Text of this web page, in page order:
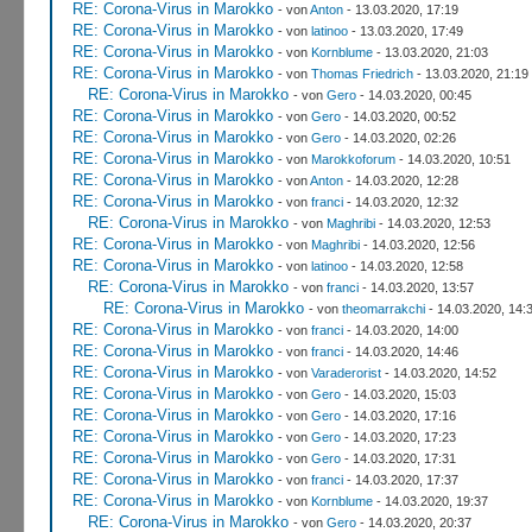
RE: Corona-Virus in Marokko - vonAnton- 13.03.2020, 17:19
RE: Corona-Virus in Marokko - von latinoo- 13.03.2020, 17:49
RE: Corona-Virus in Marokko - von Kornblume- 13.03.2020, 21:03
RE: Corona-Virus in Marokko - von Thomas Friedrich- 13.03.2020, 21:19
RE: Corona-Virus in Marokko - von Gero- 14.03.2020, 00:45
RE: Corona-Virus in Marokko - von Gero- 14.03.2020, 00:52
RE: Corona-Virus in Marokko - von Gero- 14.03.2020, 02:26
RE: Corona-Virus in Marokko - von Marokkoforum- 14.03.2020, 10:51
RE: Corona-Virus in Marokko - vonAnton- 14.03.2020, 12:28
RE: Corona-Virus in Marokko - von franci- 14.03.2020, 12:32
RE: Corona-Virus in Marokko - von Maghribi- 14.03.2020, 12:53
RE: Corona-Virus in Marokko - von Maghribi- 14.03.2020, 12:56
RE: Corona-Virus in Marokko - von latinoo- 14.03.2020, 12:58
RE: Corona-Virus in Marokko - von franci- 14.03.2020, 13:57
RE: Corona-Virus in Marokko - von theomarrakchi- 14.03.2020,
RE: Corona-Virus in Marokko - von franci- 14.03.2020, 14:00
RE: Corona-Virus in Marokko - von franci- 14.03.2020, 14:46
RE: Corona-Virus in Marokko - von Varaderorist- 14.03.2020, 14:52
RE: Corona-Virus in Marokko - von Gero- 14.03.2020, 15:03
RE: Corona-Virus in Marokko - von Gero- 14.03.2020, 17:16
RE: Corona-Virus in Marokko - von Gero- 14.03.2020, 17:23
RE: Corona-Virus in Marokko - von Gero- 14.03.2020, 17:31
RE: Corona-Virus in Marokko - von franci- 14.03.2020, 17:37
RE: Corona-Virus in Marokko - von Kornblume- 14.03.2020, 19:37
RE: Corona-Virus in Marokko - von Gero- 14.03.2020, 20:37